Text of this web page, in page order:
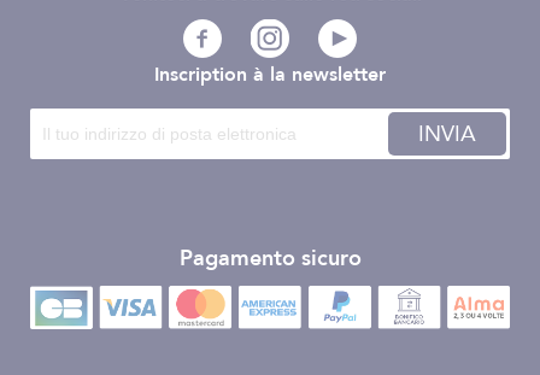
Inscription à la newsletter
INVIA
Pagamento sicuro